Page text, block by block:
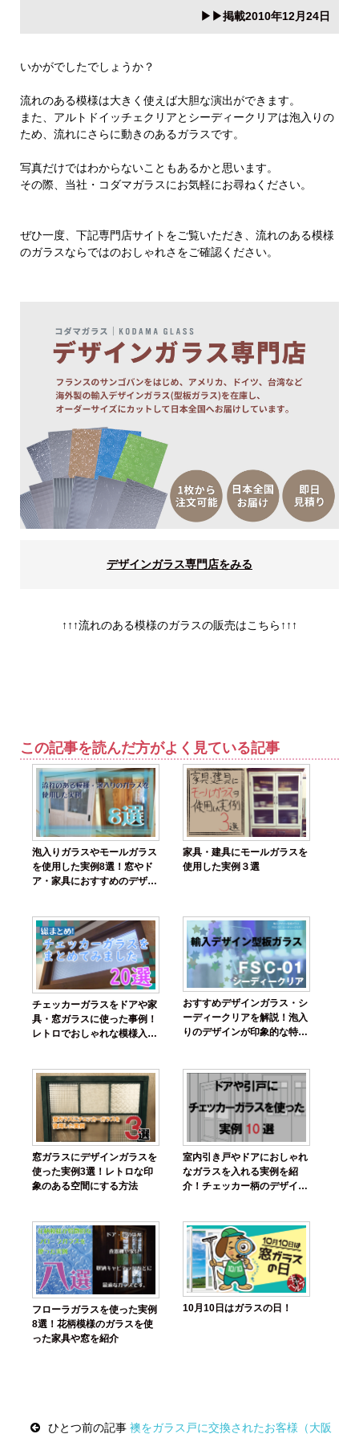
▶▶掲載2010年12月24日
いかがでしたでしょうか？
流れのある模様は大きく使えば大胆な演出ができます。
また、アルトドイッチェクリアとシーディークリアは泡入りの
ため、流れにさらに動きのあるガラスです。
写真だけではわからないこともあるかと思います。
その際、当社・コダマガラスにお気軽にお尋ねください。
ぜひ一度、下記専門店サイトをご覧いただき、流れのある模様
のガラスならではのおしゃれさをご確認ください。
デザインガラス専門店をみる
↑↑↑流れのある模様のガラスの販売はこちら↑↑↑
この記事を読んだ方がよく見ている記事
泡入りガラスやモールガラス
を使用した実例8選！窓やド
ア・家具におすすめのデザイ
家具・建具にモールガラスを
使用した実例３選
チェッカーガラスをドアや家
具・窓ガラスに使った事例！
レトロでおしゃれな模様入り
おすすめデザインガラス・シ
ーディークリアを解説！泡入
りのデザインが印象的な特徴
窓ガラスにデザインガラスを
使った実例3選！レトロな印
象のある空間にする方法
室内引き戸やドアにおしゃれ
なガラスを入れる実例を紹
介！チェッカー柄のデザイン
フローラガラスを使った実例
8選！花柄模様のガラスを使
った家具や窓を紹介
10月10日はガラスの日！
navigationひとつ前の記事襖をガラス戸に交換されたお客様（大阪